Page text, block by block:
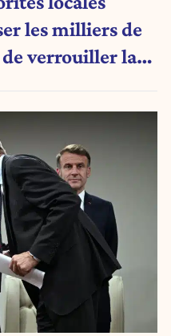
les milliers de
verrouiller la